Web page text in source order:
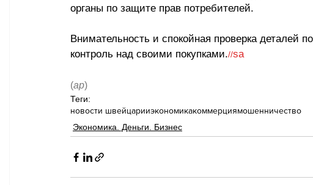
органы по защите прав потребителей.
Внимательность и спокойная проверка деталей
контроль над своими покупками.//sa
(ар)
Теги:
новости швейцарииэкономикакоммерциямошенничество
Экономика. Деньги. Бизнес